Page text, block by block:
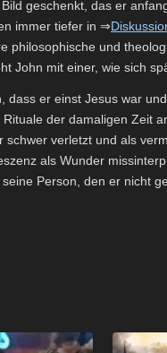
geschenkt, das er
immer tiefer in ⇒
philosophische und
John mit einer, wie sich
dass er einst Jesus war
der damaligen Zeit
schwer verletzt und als
als Wunder
Person, den er nicht